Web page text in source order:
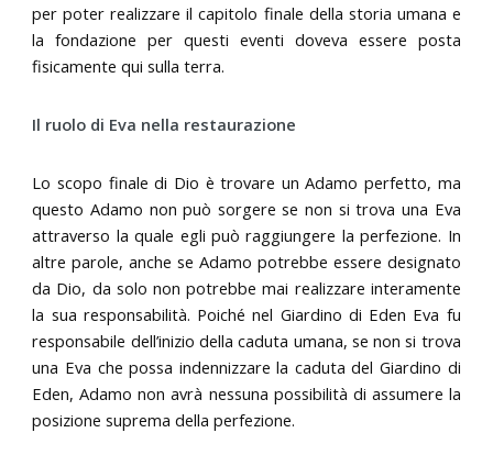
per poter realizzare il capitolo finale della storia umana e
la fondazione per questi eventi doveva essere posta
fisicamente qui sulla terra.
Il ruolo di Eva nella restaurazione
Lo scopo finale di Dio è trovare un Adamo perfetto, ma
questo Adamo non può sorgere se non si trova una Eva
attraverso la quale egli può raggiungere la perfezione. In
altre parole, anche se Adamo potrebbe essere designato
da Dio, da solo non potrebbe mai realizzare interamente
la sua responsabilità. Poiché nel Giardino di Eden Eva fu
responsabile dell’inizio della caduta umana, se non si trova
una Eva che possa indennizzare la caduta del Giardino di
Eden, Adamo non avrà nessuna possibilità di assumere la
posizione suprema della perfezione.